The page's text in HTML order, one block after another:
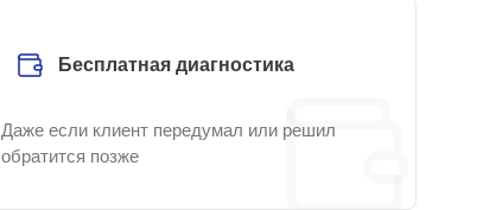
Бесплатная диагностика
Даже если клиент передумал или решил
обратится позже